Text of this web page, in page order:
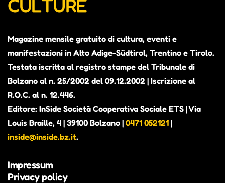
CULTURE
Magazine mensile gratuito di cultura, eventi e
manifestazioni in Alto Adige-Südtirol, Trentino e Tirolo.
Testata iscritta al registro stampe del Tribunale di
Bolzano al n. 25/2002 del 09.12.2002 | Iscrizione al
R.O.C. al n. 12.446.
Editore: InSide Società Cooperativa Sociale ETS | Via
Louis Braille, 4 | 39100 Bolzano | 0471 052121 |
inside@inside.bz.it.
Impressum
Privacy policy